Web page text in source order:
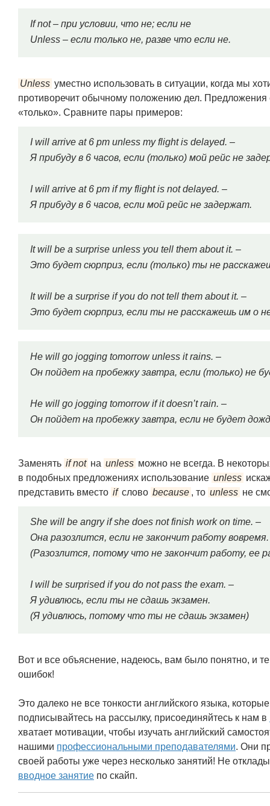
If not – при условии, что не; если не
Unless – если только не, разве что если не.
Unless уместно использовать в ситуации, когда мы
противоречит обычному положению дел.
«только». Сравните пары примеров:
I will arrive at 6 pm unless my flight is delayed. –
Я прибуду в 6 часов, если (только) мой рейс не
I will arrive at 6 pm if my flight is not delayed. –
Я прибуду в 6 часов, если мой рейс не задержат.
It will be a surprise unless you tell them about it. –
Это будет сюрприз, если (только) ты не
It will be a surprise if you do not tell them about it. –
Это будет сюрприз, если ты не расскажешь им о
He will go jogging tomorrow unless it rains. –
Он пойдет на пробежку завтра, если (только) не
He will go jogging tomorrow if it doesn’t rain. –
Он пойдет на пробежку завтра, если не будет
Заменять if not на unless можно не всегда. В
в подобных предложениях использование unless
представить вместо if слово because , то unless не
She will be angry if she does not finish work on time. –
Она разозлится, если не закончит работу вовремя.
(Разозлится, потому что не закончит работу, ее
I will be surprised if you do not pass the exam. –
Я удивлюсь, если ты не сдашь экзамен.
(Я удивлюсь, потому что ты не сдашь экзамен)
Вот и все объяснение, надеюсь, вам было понятно, и
ошибок!
Это далеко не все тонкости английского языка,
подписывайтесь на рассылку, присоединяйтесь к нам в
хватает мотивации, чтобы изучать английский
нашими профессиональными преподавателями. Они
своей работы уже через несколько занятий! Не
вводное занятие по скайп.